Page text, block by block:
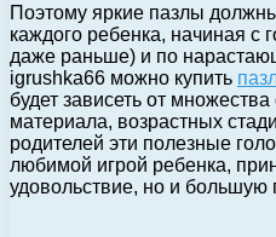
Поэтому яркие пазлы
каждого ребенка, начиная с
даже раньше) и по
igrushka66 можно купить
будет зависеть от
материала, возрастных
родителей эти полезные
любимой игрой ребенка,
удовольствие, но и большую